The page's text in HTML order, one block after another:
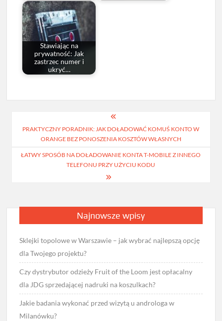
Stawiając na
prywatność: Jak
zastrzec numer i
ukryć…
wpisu
PRAKTYCZNY PORADNIK: JAK DOŁADOWAĆ KOMUŚ KONTO W
ORANGE BEZ PONOSZENIA KOSZTÓW WŁASNYCH
ŁATWY SPOSÓB NA DOŁADOWANIE KONTA T-MOBILE Z INNEGO
TELEFONU PRZY UŻYCIU KODU
Najnowsze wpisy
Sklejki topolowe w Warszawie – jak wybrać najlepszą opcję
dla Twojego projektu?
Czy dystrybutor odzieży Fruit of the Loom jest opłacalny
dla JDG sprzedającej nadruki na koszulkach?
Jakie badania wykonać przed wizytą u androloga w
Milanówku?